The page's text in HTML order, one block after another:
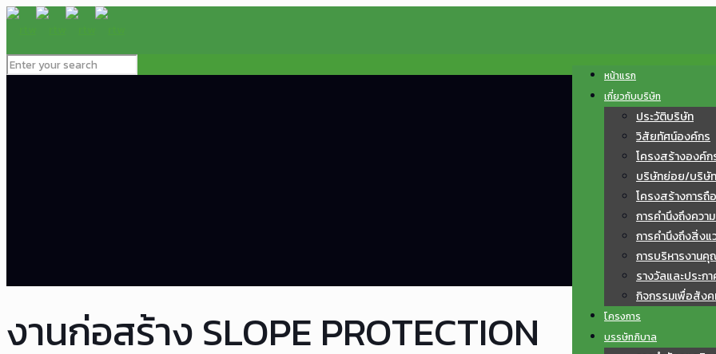
หน้าแรก
เกี่ยวกับบริษัท
ประวัติบริษัท
วิสัยทัศน์องค์กร
โครงสร้างองค์ก
บริษัทย่อย/บริษั
โครงสร้างการ
การคำนึงถึงคว
การคำนึงถึงสิ่ง
การบริหารงาน
รางวัลและประก
กิจกรรมเพื่อสัง
โครงการ
บรรษัทภิบาล
งานก่อสร้าง SLOPE PROTECTION